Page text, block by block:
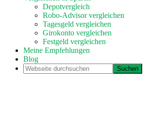
Depotvergleich
Robo-Advisor vergleichen
Tagesgeld vergleichen
Girokonto vergleichen
Festgeld vergleichen
Meine Empfehlungen
Blog
Webseite
durchsuchen